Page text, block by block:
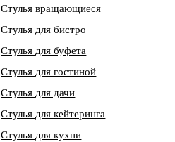
Стулья вращающиеся
Стулья для бистро
Стулья для буфета
Стулья для гостиной
Стулья для дачи
Стулья для кейтеринга
Стулья для кухни